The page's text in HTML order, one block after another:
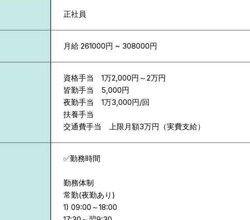
正社員
月給 261000円 ~ 308000円
資格手当 1万2,000円～2万円
皆勤手当 5,000円
夜勤手当 1万3,000円/回
扶養手当
交通費手当 上限月額3万円（実費支給）
✅勤務時間
勤務体制
常勤(夜勤あり)
1) 09:00～18:00